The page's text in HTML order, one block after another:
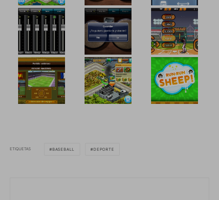
ETIQUETAS BASEBALL DEPORTE